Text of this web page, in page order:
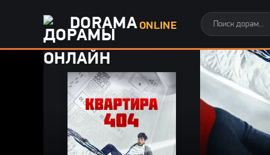
DORAMA ONLINE